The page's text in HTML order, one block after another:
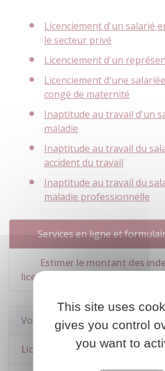
Licenciement d'un salarié
le secteur privé
Licenciement d'un
Licenciement d'une
congé de maternité
Inaptitude au travail d'un
maladie
Inaptitude au travail du
accident du travail
Inaptitude au travail du
maladie professionnelle
Services en ligne et
Estimer le montant des
licenciement abusif
Voir aussi
Licenciement économique
This site uses
gives you control
you want to